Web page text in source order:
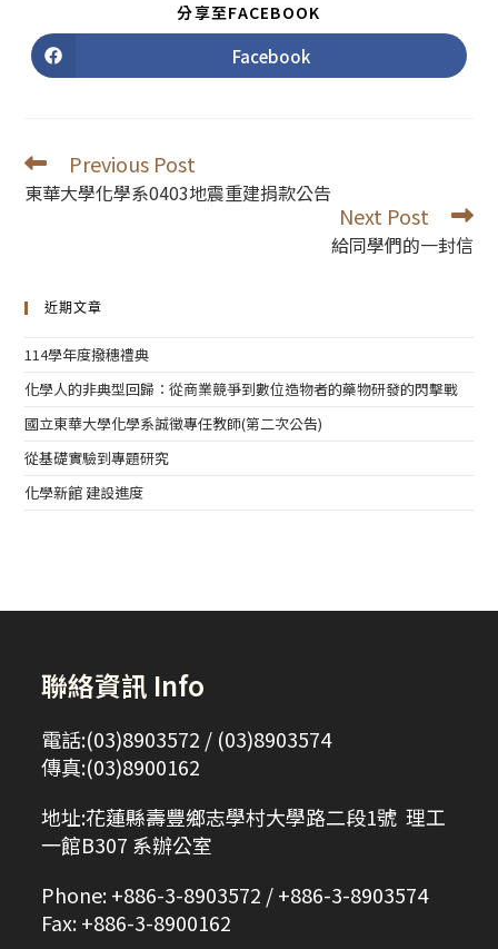
分享至FACEBOOK
Opens
in
Facebook
Read
more
articles
Previous Post
東華大學化學系0403地震重建捐款公告
Next Post
給同學們的一封信
近期文章
114學年度撥穗禮典
化學人的非典型回歸：從商業競爭到數位造物者的藥物研發的閃擊戰
國立東華大學化學系誠徵專任教師(第二次公告)
從基礎實驗到專題研究
化學新館 建設進度
聯絡資訊 Info
電話:(03)8903572 / (03)8903574
傳真:(03)8900162
地址:花蓮縣壽豐鄉志學村大學路二段1號 理工
一館B307 系辦公室
Phone: +886-3-8903572 / +886-3-8903574
Fax: +886-3-8900162